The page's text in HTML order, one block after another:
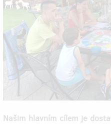
Našim hlavním cílem je